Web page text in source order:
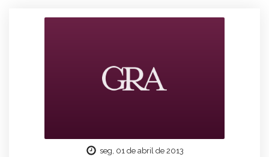
seg, 01 de abril de 2013